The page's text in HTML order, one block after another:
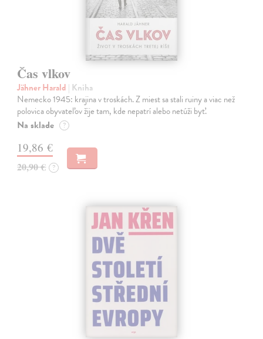
Čas vlkov
Jähner Harald | Kniha
Nemecko 1945: krajina v troskách. Z miest sa stali ruiny a viac než
polovica obyvateľov žije tam, kde nepatrí alebo netúži byť.
Na sklade ?
19,86 €
20,90 € ?